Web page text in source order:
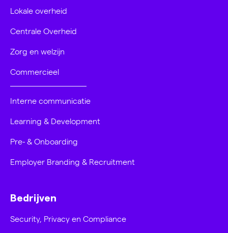
Lokale overheid
Centrale Overheid
Zorg en welzijn
Commercieel
Interne communicatie
Learning & Development
Pre- & Onboarding
Employer Branding & Recruitment
Bedrijven
Security, Privacy en Compliance